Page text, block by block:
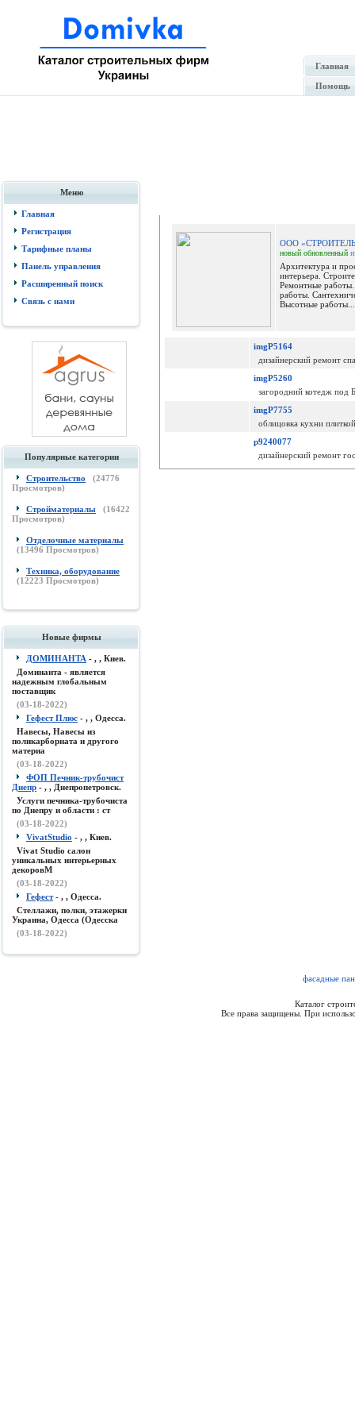
Главная
Помощь
Меню
Главная
Регистрация
Тарифные планы
Панель управления
Расширенный поиск
Связь с нами
Популярные категории
Строительство (24776
Просмотров)
Стройматериалы (16422
Просмотров)
Отделочные материалы
(13496 Просмотров)
Техника, оборудование
(12223 Просмотров)
Новые фирмы
ДОМИНАНТА - , , Киев.
Доминанта - является
надежным глобальным
поставщик
(03-18-2022)
Гефест Плюс - , , Одесса.
Навесы, Навесы из
поликарборната и другого
материа
(03-18-2022)
ФОП Печник-трубочист
Днепр - , , Днепропетровск.
Услуги печника-трубочиста
по Днепру и области : ст
(03-18-2022)
VivatStudio - , , Киев.
Vivat Studio салон
уникальных интерьерных
декоровМ
(03-18-2022)
Гефест- , , Одесса.
Стеллажи, полки, этажерки
Украина, Одесса (Одесска
(03-18-2022)
ООО
новый обновленный
Архитектура и
интерьера.
Ремонтные
работы.
Высотные работы...
imgP5164
дизайнерский ремонт
imgP5260
загородний котедж под
imgP7755
облицовка кухни плиткой
p9240077
дизайнерский ремонт
фасадные
Каталог
Все права защищены. При